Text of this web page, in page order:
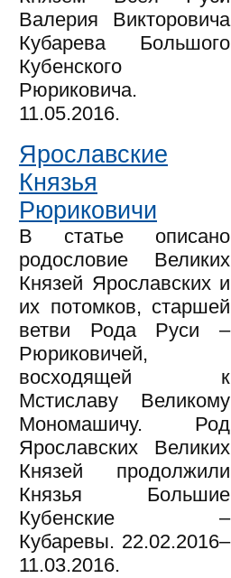
Валерия Викторовича
Кубарева Большого
Кубенского
Рюриковича.
11.05.2016.
Ярославские
Князья
Рюриковичи
В статье описано
родословие Великих
Князей Ярославских и
их потомков, старшей
ветви Рода Руси –
Рюриковичей,
восходящей к
Мстиславу Великому
Мономашичу. Род
Ярославских Великих
Князей продолжили
Князья Большие
Кубенские –
Кубаревы. 22.02.2016–
11.03.2016.